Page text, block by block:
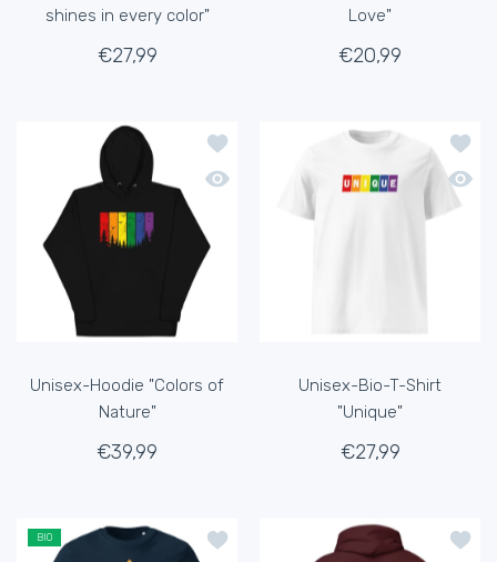
shines in every color"
€27,99
Love"
€20,99
Zur Wunschliste hinzufügen Unisex-
Schnellansicht Unisex-Hoodie
Unisex-Hoodie "Colors of
Nature"
€39,99
Zur
Unisex-Bio-T-Shirt
"Unique"
€27,99
BIO
Zur Wunschliste hinzufügen Unisex-
Zur